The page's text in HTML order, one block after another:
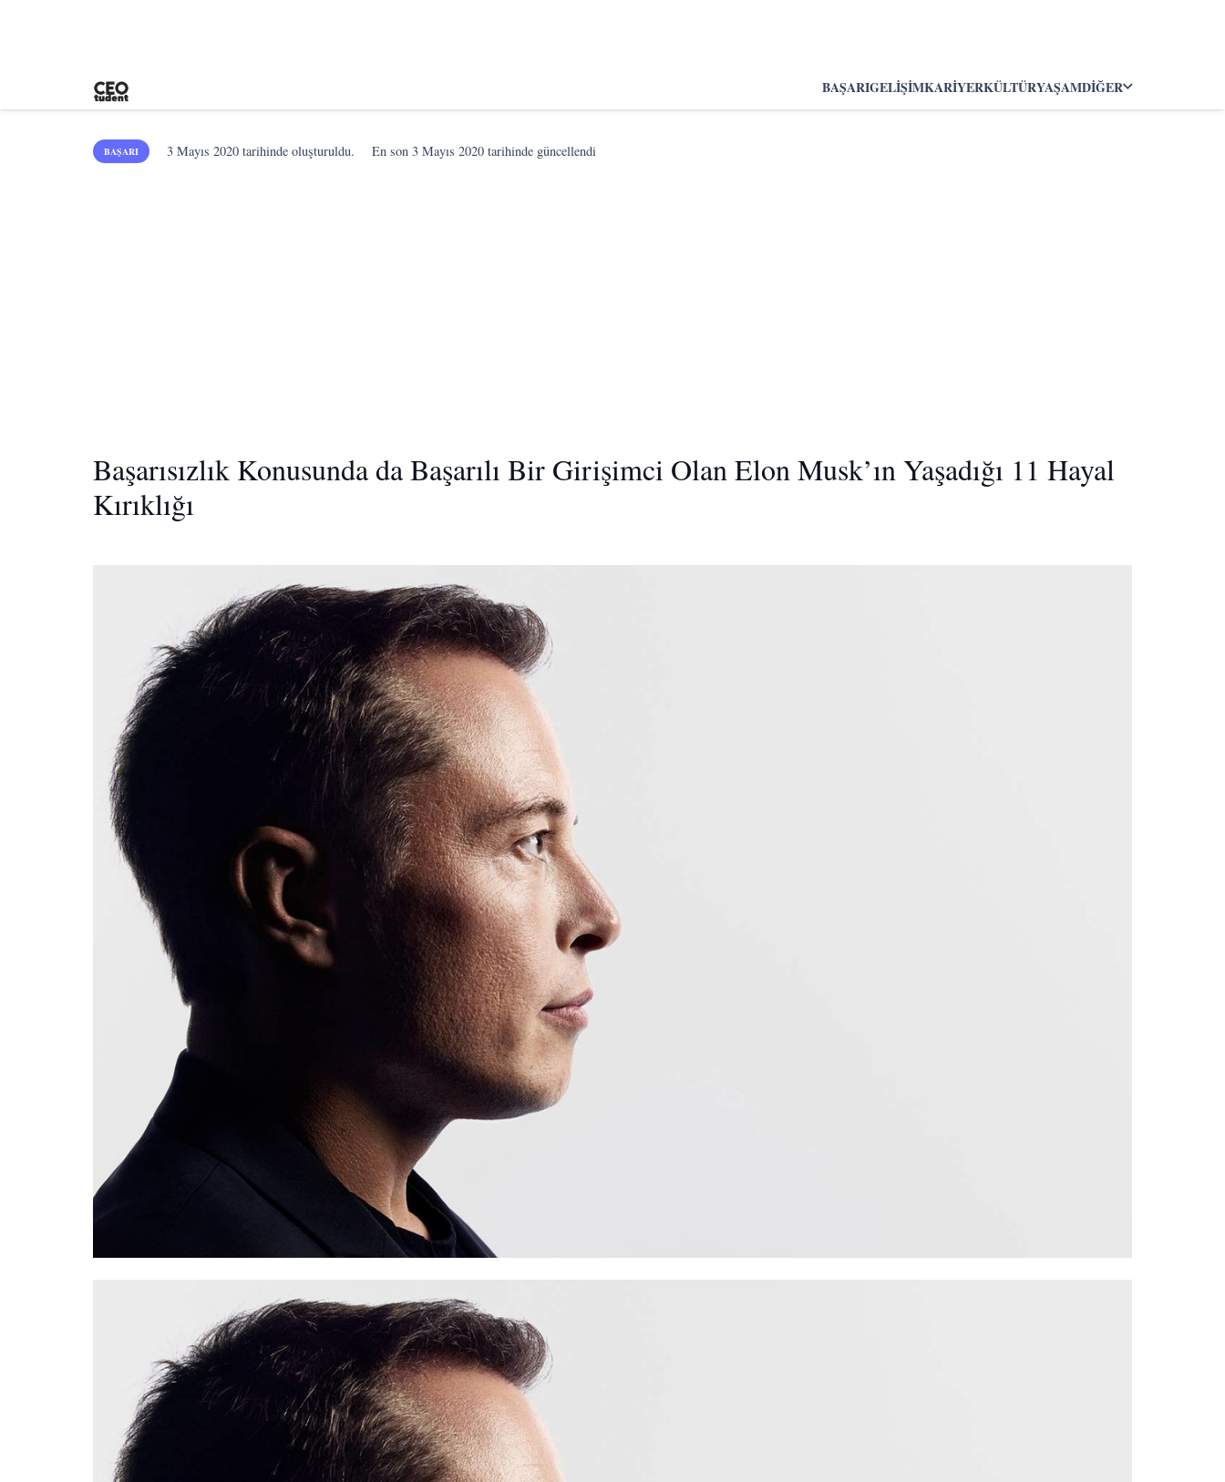
BAŞARIGELIŞIMKARIYERKÜLTÜRYAŞAMDIĞER
BAŞARI 3 Mayıs 2020 tarihinde oluşturuldu. En son3 Mayıs 2020 tarihinde güncellendi
Başarısızlık Konusunda da Başarılı Bir Girişimci Olan Elon Musk’ın Yaşadığı 11 Hayal
Kırıklığı